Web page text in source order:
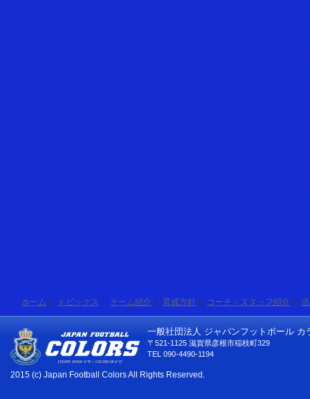
ホーム トピックス チーム紹介 育成方針 コーチ・スタッフ紹介
一般社団法人 ジャパンフットボール カ
〒521-1125 滋賀県彦根市稲枝町329
TEL 090-4490-1194
2015 (c) Japan Football Colors All Rights Reserved.